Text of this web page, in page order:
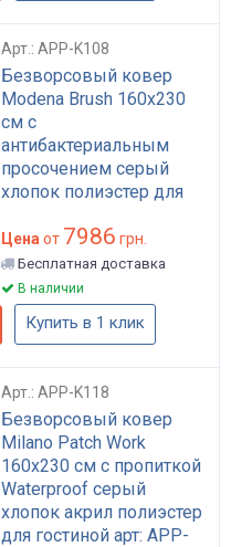
Арт.: APP-K108
Безворсовый ковер
Modena Brush 160x230
см с
антибактериальным
просочением серый
хлопок полиэстер для
K108
Цена от 7986 грн.
Бесплатная доставка
В наличии
Купить в 1 клик
Арт.: APP-K118
Безворсовый ковер
Milano Patch Work
160x230 см с пропиткой
Waterproof серый
хлопок акрил полиэстер
для гостиной арт: APP-